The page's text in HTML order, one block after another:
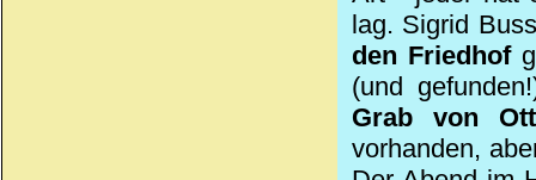
lag. Sigrid
den Friedhof
(und
Grab von
vorhanden,